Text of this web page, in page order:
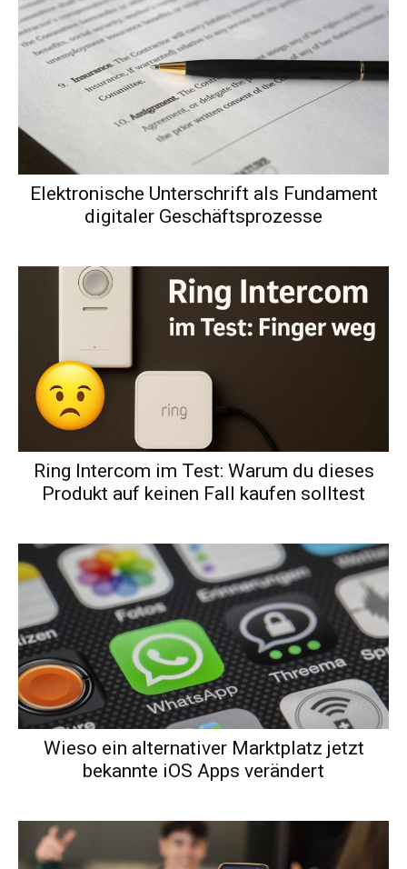
Elektronische Unterschrift als Fundament
digitaler Geschäftsprozesse
Ring Intercom im Test: Warum du dieses
Produkt auf keinen Fall kaufen solltest
Wieso ein alternativer Marktplatz jetzt
bekannte iOS Apps verändert